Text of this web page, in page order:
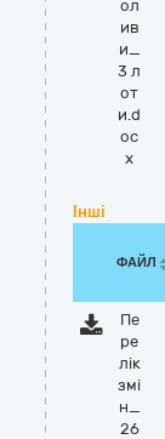
ол
ив
и_
3 л
от
и.d
oc
x
Інші
ФАЙЛ
Пе
ре
лік
змі
н_
26